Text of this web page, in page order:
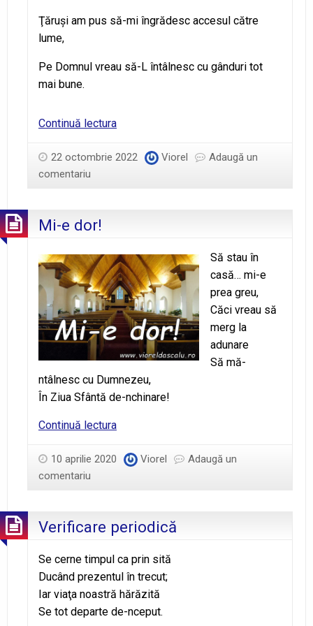
Ţăruşi am pus să-mi îngrădesc accesul către
lume,
Pe Domnul vreau să-L întâlnesc cu gânduri tot
mai bune.
Continuă lecturaCortul
22 octombrie 2022 Viorel
Adaugă un
comentariu
Mi-e dor!
Să stau în
casă… mi-e
prea greu,
Căci vreau să
merg la
adunare
Să mă-
ntâlnesc cu Dumnezeu,
În Ziua Sfântă de-nchinare!
Continuă lecturaMi-
dor!
10 aprilie 2020 Viorel
Adaugă un
comentariu
Verificare periodică
Se cerne timpul ca prin sită
Ducând prezentul în trecut;
Iar viaţa noastră hărăzită
Se tot departe de-nceput.